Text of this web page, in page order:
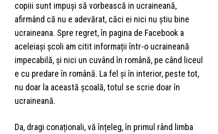
copiii sunt impuși să vorbească in ucraineană,
afirmând că nu e adevărat, căci ei nici nu știu bine
ucraineana. Spre regret, în pagina de Facebook a
aceleiași școli am citit informații într-o ucraineană
impecabilă, și nici un cuvând în română, pe când liceul
e cu predare în română. La fel și în interior, peste tot,
nu doar la această școală, totul se scrie doar în
ucraineană.
Da, dragi conaționali, vă înțeleg, în primul rând limba